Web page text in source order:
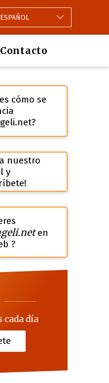
ESPAÑOL
Contacto
cómo se
nuestro
y
en
?
cada día